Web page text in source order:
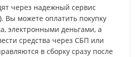
через надежный сервис
Вы можете оплатить покупку
электронными деньгами, а
средства через СБП или
в сборку сразу после